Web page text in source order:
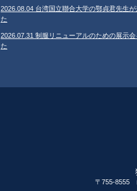
2026.08.04 台湾国立聯合大学の鄂貞君先生が
た
2026.07.31 制服リニューアルのための展示会
た
〒755-8555